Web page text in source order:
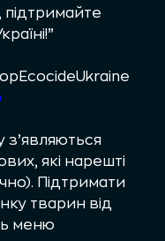
підтримайте
з’являються
які нарешті
Підтримати
тварин від
меню